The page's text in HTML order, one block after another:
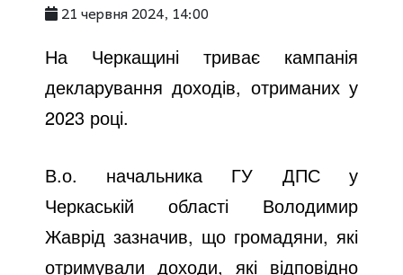
21 червня 2024, 14:00
На Черкащині триває кампанія
декларування доходів, отриманих у
2023 році.
В.о. начальника ГУ ДПС у
Черкаській області Володимир
Жаврід зазначив, що громадяни, які
отримували доходи, які відповідно